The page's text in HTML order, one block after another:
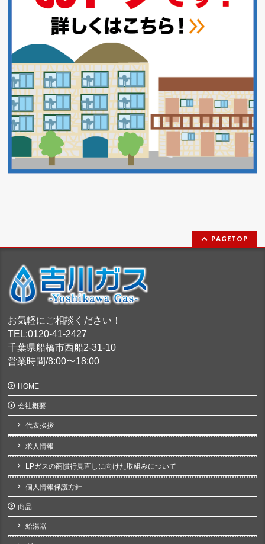
PAGETOP
お気軽にご相談ください！
TEL:0120-41-2427
千葉県船橋市西船2-31-10
営業時間/8:00〜18:00
HOME
会社概要
代表挨拶
求人情報
LPガスの商慣行見直しに向けた取組みについて
個人情報保護方針
商品
給湯器